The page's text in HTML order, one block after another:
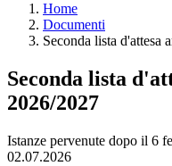
Home
Documenti
Seconda lista d'attesa
Seconda lista
2026/2027
Istanze pervenute dopo il 6
02.07.2026